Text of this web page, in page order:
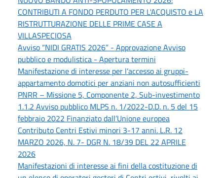
CONTRIBUTI A FONDO PERDUTO PER L'ACQUISTO e LA
RISTRUTTURAZIONE DELLE PRIME CASE A
VILLASPECIOSA
Avviso “NIDI GRATIS 2026” - Approvazione Avviso
pubblico e modulistica - Apertura termini
Manifestazione di interesse per l’accesso ai gruppi-
appartamento domotici per anziani non autosufficienti
PNRR – Missione 5, Componente 2, Sub-investimento
1.1.2 Avviso pubblico MLPS n. 1/2022-D.D. n. 5 del 15
febbraio 2022 Finanziato dall’Unione europea
Contributo Centri Estivi minori 3-17 anni. L.R. 12
MARZO 2026, N. 7- DGR N. 18/39 DEL 22 APRILE
2026
Manifestazioni di interesse ai fini della costituzione di